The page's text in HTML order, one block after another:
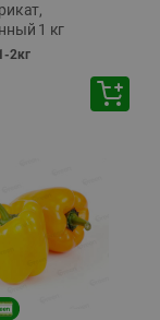
1 кг
2кг